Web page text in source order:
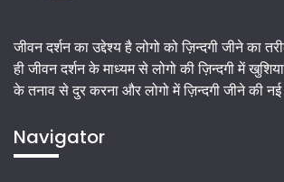
जीवन दर्शन का उद्देश्य है लोगो को ज़िन्दगी जीने का
ही जीवन दर्शन के माध्यम से लोगो की ज़िन्दगी में
के तनाव से दुर करना और लोगो में ज़िन्दगी जीने की
Navigator